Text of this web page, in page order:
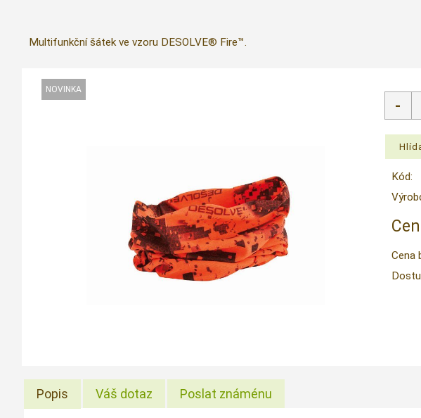
Multifunkční šátek ve vzoru DESOLVE® Fire™.
Kód:
Cena
Popis Váš dotaz Poslat známénu